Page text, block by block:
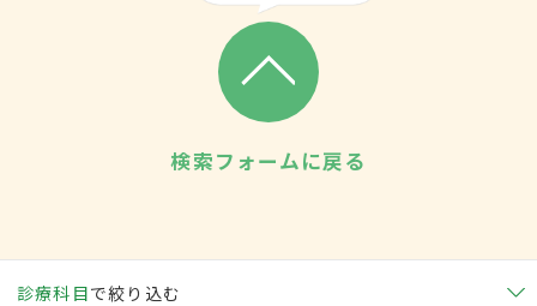
検索フォームに戻る
診療科目で絞り込む